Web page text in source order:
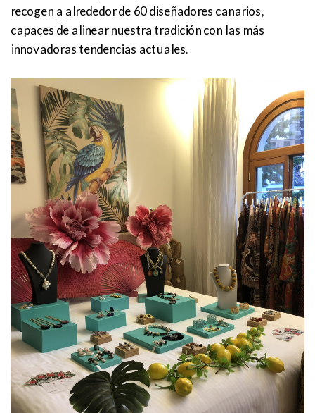
recogen a alrededor de 60 diseñadores canarios,
capaces de alinear nuestra tradición con las más
innovadoras tendencias actuales.